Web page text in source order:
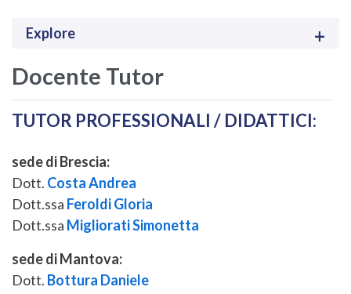
Explore
Docente Tutor
TUTOR PROFESSIONALI / DIDATTICI:
sede di Brescia:
Dott. Costa Andrea
Dott.ssa Feroldi Gloria
Dott.ssa Migliorati Simonetta
sede di Mantova:
Dott. Bottura Daniele